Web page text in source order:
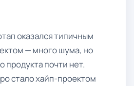
оказался типичным
— много шума, но
продукта почти нет.
стало хайп-проектом